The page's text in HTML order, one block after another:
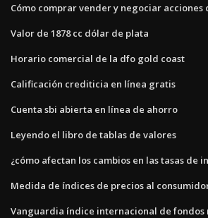
Cómo comprar vender y negociar acciones
Valor de 1878 cc dólar de plata
Horario comercial de la dfo gold coast
Calificación crediticia en línea gratis
Cuenta sbi abierta en línea de ahorro
Leyendo el libro de tablas de valores
¿cómo afectan los cambios en las tasas de
Medida de índices de precios al
Vanguardia índice internacional de fondos